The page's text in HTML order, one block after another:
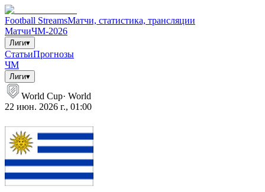
Football StreamsМатчи, статистика, трансляции
МатчиЧМ-2026
Лиги▾
СтатьиПрогнозы
ЧМ
Лиги▾
World Cup· World
22 июн. 2026 г., 01:00